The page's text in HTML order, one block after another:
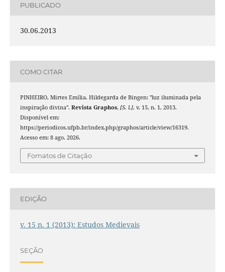
PUBLICADO
30.06.2013
COMO CITAR
PINHEIRO, Mirtes Emília. Hildegarda de Bingen: "luz iluminada pela
inspiração divina". Revista Graphos, [S. l.], v. 15, n. 1, 2013.
Disponível em:
https://periodicos.ufpb.br/index.php/graphos/article/view/16319.
Acesso em: 8 ago. 2026.
Fomatos de Citação
EDIÇÃO
v. 15 n. 1 (2013): Estudos Medievais
SEÇÃO